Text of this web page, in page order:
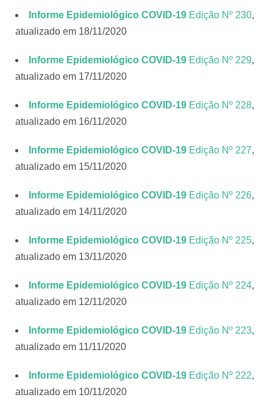
Informe Epidemiológico COVID-19 Edição Nº 230,
atualizado em 18/11/2020
Informe Epidemiológico COVID-19 Edição Nº 229,
atualizado em 17/11/2020
Informe Epidemiológico COVID-19 Edição Nº 228,
atualizado em 16/11/2020
Informe Epidemiológico COVID-19 Edição Nº 227,
atualizado em 15/11/2020
Informe Epidemiológico COVID-19 Edição Nº 226,
atualizado em 14/11/2020
Informe Epidemiológico COVID-19 Edição Nº 225,
atualizado em 13/11/2020
Informe Epidemiológico COVID-19 Edição Nº 224,
atualizado em 12/11/2020
Informe Epidemiológico COVID-19 Edição Nº 223,
atualizado em 11/11/2020
Informe Epidemiológico COVID-19 Edição Nº 222,
atualizado em 10/11/2020